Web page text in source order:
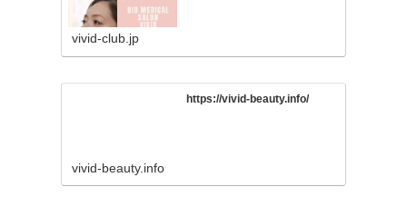
vivid-club.jp
https://vivid-beauty.info/
vivid-beauty.info